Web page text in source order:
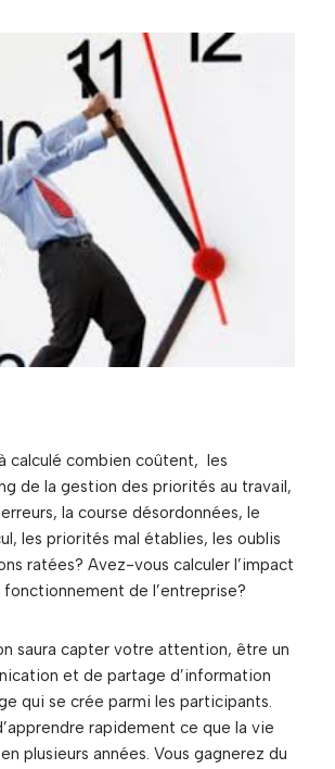
calculé combien coûtent, les
de la gestion des priorités au travail,
la course désordonnées, le
les priorités mal établies, les oublis
ratées? Avez-vous calculer l’impact
fonctionnement de l’entreprise?
saura capter votre attention, être un
et de partage d’information
qui se crée parmi les participants.
rapidement ce que la vie
plusieurs années. Vous gagnerez du